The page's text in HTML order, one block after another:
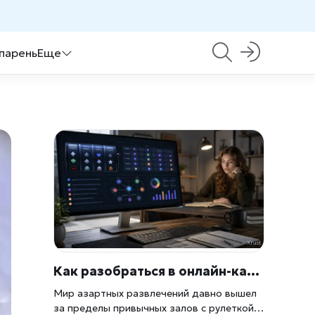
Еще
Как разобраться в онлайн-казино и игровых автоматах без лишнего риска
Мир азартных развлечений давно вышел
за пределы привычных залов с рулеткой и